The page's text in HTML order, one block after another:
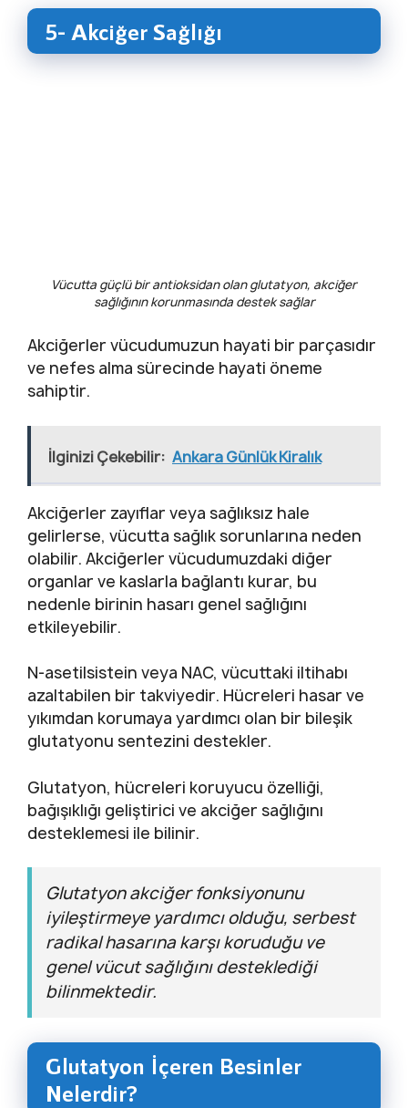
5- Akciğer Sağlığı
Vücutta güçlü bir antioksidan olan glutatyon, akciğer
sağlığının korunmasında destek sağlar
Akciğerler vücudumuzun hayati bir parçasıdır
ve nefes alma sürecinde hayati öneme
sahiptir.
İlginizi Çekebilir: Ankara Günlük Kiralık
Akciğerler zayıflar veya sağlıksız hale
gelirlerse, vücutta sağlık sorunlarına neden
olabilir. Akciğerler vücudumuzdaki diğer
organlar ve kaslarla bağlantı kurar, bu
nedenle birinin hasarı genel sağlığını
etkileyebilir.
N-asetilsistein veya NAC, vücuttaki iltihabı
azaltabilen bir takviyedir. Hücreleri hasar ve
yıkımdan korumaya yardımcı olan bir bileşik
glutatyonu sentezini destekler.
Glutatyon, hücreleri koruyucu özelliği,
bağışıklığı geliştirici ve akciğer sağlığını
desteklemesi ile bilinir.
Glutatyon akciğer fonksiyonunu
iyileştirmeye yardımcı olduğu, serbest
radikal hasarına karşı koruduğu ve
genel vücut sağlığını desteklediği
bilinmektedir.
Glutatyon İçeren Besinler
Nelerdir?